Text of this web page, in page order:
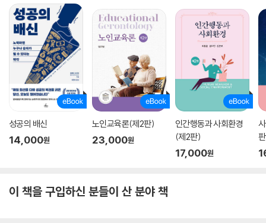
략을 폭로하고 그들의 전략을 추적해 그릇됨을 증명하는 것만이 아니다.
우리의 과제는 (…) 폭력에 대한 두려움 없이 움직이면서 숨쉬고 사랑할 수
있는 세상을 만드는 데 일조하는 것이다. (…) 반젠더 운동에 반대 입장을
취하는 것은 폭력에 대한 두려움으로부터 자유롭게 살아 숨쉬기 위해서다.
이는 지금 우리가 필요로 하는 윤리적 비전의 첫걸음이다. (46쪽)
기독교 세력과 극우 정당의 선동 도구가 된 ‘젠더’
반젠더 이데올로기의 ‘판타즘’을 해부하고 그 위험을 경고한다
반젠더 운동을 가장 활발하게, 그리고 광범위하게 일으키고 있는 집단은
기독교의 핵심 메시지를 주창하는 바티칸과 미국·아메리카대륙·동유럽·동
황이 나서서 “가족과 성서의 권위”를 위협하고 “신이 정해둔 남자와 여자
성공의 배신
14,000원
노인교육론(제2판)
23,000원
인간행동과 사회환경
(제2판)
17,000원
이 책을 구입하신 분들이 산 분야 책